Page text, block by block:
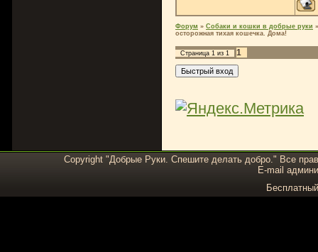
Форум » Собаки и кошки в добрые руки »
осторожная тихая кошечка. Дома!
Страница 1 из 1 1
Copyright "Добрые Руки. Спешите делать добро." Все
E-mail